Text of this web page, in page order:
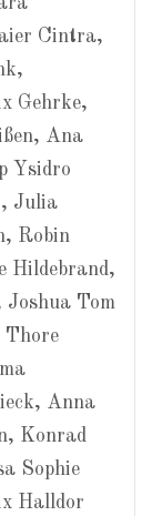
Cintra,
Gehrke,
Ana
Ysidro
Julia
Robin
Hildebrand,
Tom
Thore
Anna
Konrad
Sophie
Halldor